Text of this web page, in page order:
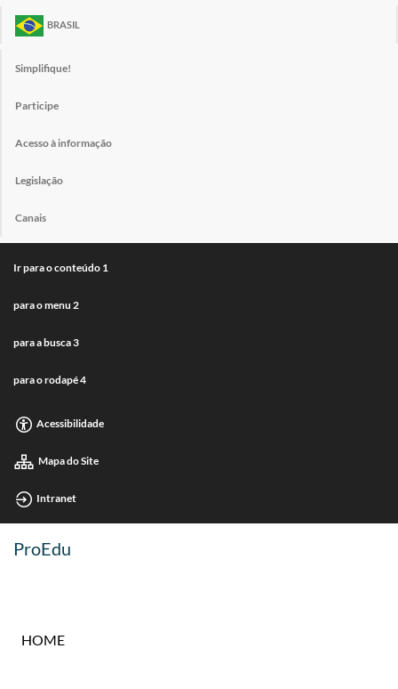
BRASIL
Simplifique!
Participe
Acesso à informação
Legislação
Canais
Ir para o conteúdo 1
para o menu 2
para a busca3
para o rodapé4
Acessibilidade
Mapa do Site
Intranet
ProEdu
HOME